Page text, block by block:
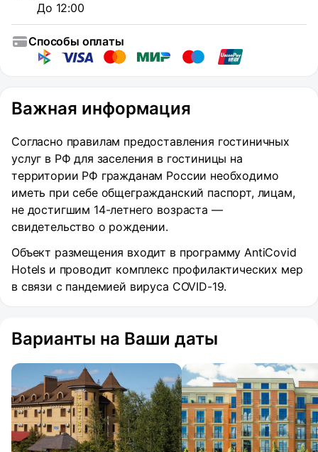
До 12:00
Способы оплаты
Важная информация
Согласно правилам предоставления гостиничных
услуг в РФ для заселения в гостиницы на
территории РФ гражданам России необходимо
иметь при себе общегражданский паспорт, лицам,
не достигшим 14-летнего возраста —
свидетельство о рождении.
Объект размещения входит в программу AntiCovid
Hotels и проводит комплекс профилактических мер
в связи с пандемией вируса COVID-19.
Варианты на Ваши даты